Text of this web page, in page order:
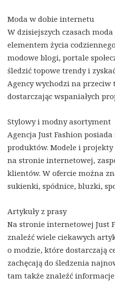
Moda w dobie internetu
W dzisiejszych czasach
elementem życia
modowe blogi, portale
śledzić topowe trendy i
Agency wychodzi na przeciw
dostarczając wspaniałych
Stylowy i modny asortyment
Agencja Just Fashion
produktów. Modele i
na stronie internetowej,
klientów. W ofercie można
sukienki, spódnice, bluzki,
Artykuły z prasy
Na stronie internetowej Just
znaleźć wiele ciekawych
o modzie, które dostarczają
zachęcają do śledzenia
tam także znaleźć